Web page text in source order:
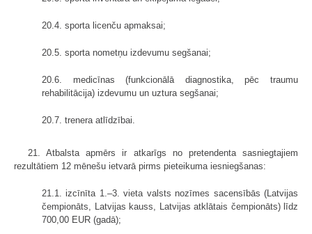
20.4. sporta licenču apmaksai;
20.5. sporta nometņu izdevumu segšanai;
20.6. medicīnas (funkcionālā diagnostika, pēc traumu
rehabilitācija) izdevumu un uztura segšanai;
20.7. trenera atlīdzībai.
21. Atbalsta apmērs ir atkarīgs no pretendenta sasniegtajiem
rezultātiem 12 mēnešu ietvarā pirms pieteikuma iesniegšanas:
21.1. izcīnīta 1.–3. vieta valsts nozīmes sacensībās (Latvijas
čempionāts, Latvijas kauss, Latvijas atklātais čempionāts) līdz
700,00 EUR (gadā);